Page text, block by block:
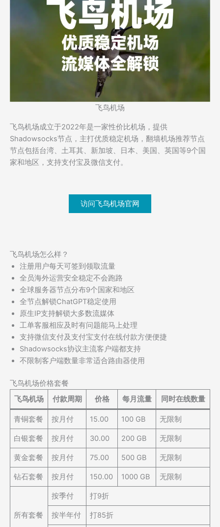
飞鸟机场
飞鸟机场成立于2022年是一家性价比机场，提供
Shadowsocks节点，主打优质稳定机场，翻墙机场推荐节点
节点包括台湾、土耳其、新加坡、日本、美国、英国等9个国
家和地区，支持支付宝及微信支付。
访问飞鸟机场官网
飞鸟机场怎么样？
注册用户每天可签到领取流量
全员海外运营安全稳定不会跑路
全球服务器节点分布9个国家和地区
全节点解锁ChatGPT稳定使用
原生IP支持解锁大多数流媒体
工单客服相应及时有问题能马上处理
支持微信支付及支付宝支付在线付款方便便捷
Shadowsocks协议主流客户端都支持
不限制客户端数量非常适合路由器使用
飞鸟机场价格套餐
飞鸟机场
付款周期 价格 每月流量 同时在线数量
青铜套餐 按月付 15.00 100 GB 无限制
白银套餐 按月付 30.00 200 GB 无限制
黄金套餐 按月付 75.00 500 GB 无限制
钻石套餐 按月付 150.00 1000 GB 无限制
所有套餐
按季付 打9折
按半年付 打85折